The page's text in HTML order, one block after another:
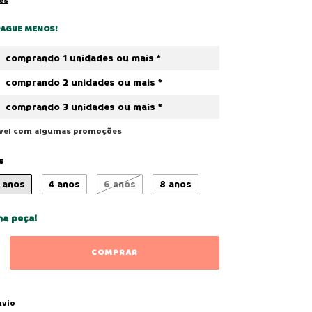
MENOS!
comprando 1 unidades ou mais *
comprando 2 unidades ou mais *
comprando 3 unidades ou mais *
com algumas promoções
anos 4 anos 6 anos 8 anos
peça!